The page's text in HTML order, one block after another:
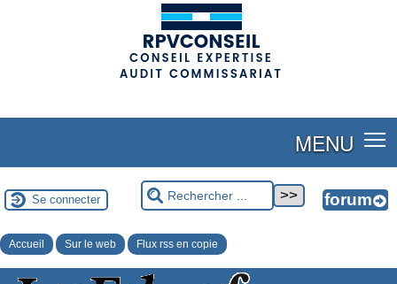
MENU
Se connecter
Accueil Sur le web Flux rss en copie